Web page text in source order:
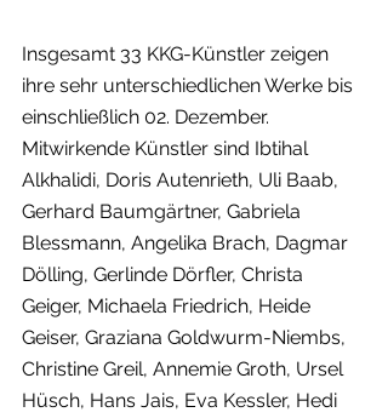
Insgesamt 33 KKG-Künstler zeigen
ihre sehr unterschiedlichen Werke bis
einschließlich 02. Dezember.
Mitwirkende Künstler sind Ibtihal
Alkhalidi, Doris Autenrieth, Uli Baab,
Gerhard Baumgärtner, Gabriela
Blessmann, Angelika Brach, Dagmar
Dölling, Gerlinde Dörfler, Christa
Geiger, Michaela Friedrich, Heide
Geiser, Graziana Goldwurm-Niembs,
Christine Greil, Annemie Groth, Ursel
Hüsch, Hans Jais, Eva Kessler, Hedi